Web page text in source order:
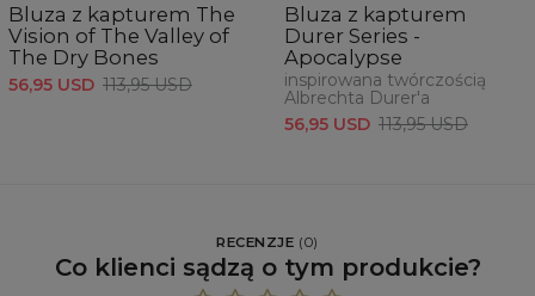
Bluza z kapturem The
Vision of The Valley of
The Dry Bones
56,95 USD 113,95 USD
Bluza z kapturem
Durer Series -
Apocalypse
inspirowana twórczością
Albrechta Durer'a
56,95 USD 113,95 USD
RECENZJE (0)
Co klienci sądzą o tym produkcie?